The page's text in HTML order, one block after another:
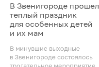
В Звенигороде прошел
теплый праздник
для особенных детей
и их мам
В минувшие выходные
в Звенигороде состоялось
трогательное мероприятие,